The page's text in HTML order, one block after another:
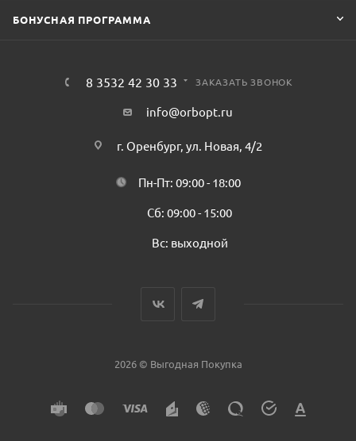
БОНУСНАЯ ПРОГРАММА
8 3532 42 30 33 ЗАКАЗАТЬ ЗВОНОК
info@orbopt.ru
г. Оренбург, ул. Новая, 4/2
Пн-Пт: 09:00 - 18:00
Сб: 09:00 - 15:00
Вс: выходной
2026 © Выгодная Покупка